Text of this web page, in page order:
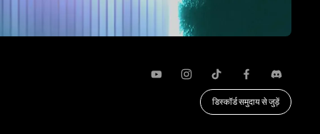
यूट्यूबInstagram
TikTok
फेसबुककलह
डिस्कॉर्ड समुदाय से जुड़ें